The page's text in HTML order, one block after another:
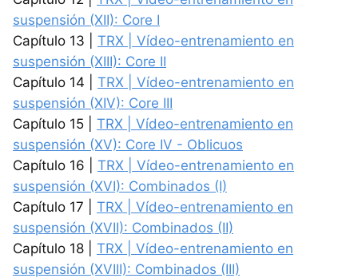
suspensión (XII): Core I
Capítulo 13 | TRX | Vídeo-entrenamiento en
suspensión (XIII): Core II
Capítulo 14 | TRX | Vídeo-entrenamiento en
suspensión (XIV): Core III
Capítulo 15 | TRX | Vídeo-entrenamiento en
suspensión (XV): Core IV - Oblicuos
Capítulo 16 | TRX | Vídeo-entrenamiento en
suspensión (XVI): Combinados (I)
Capítulo 17 | TRX | Vídeo-entrenamiento en
suspensión (XVII): Combinados (II)
Capítulo 18 | TRX | Vídeo-entrenamiento en
suspensión (XVIII): Combinados (III)